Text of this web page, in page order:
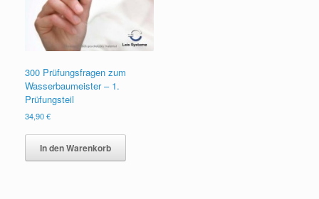
300 Prüfungsfragen zum
Wasserbaumeister – 1.
Prüfungsteil
34,90€
In den Warenkorb